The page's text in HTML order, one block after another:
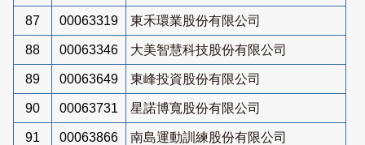
87 00063319 東禾環業股份有限公司
88 00063346 大美智慧科技股份有限公司
89 00063649 東峰投資股份有限公司
90 00063731 星諾博寬股份有限公司
91 00063866 南島運動訓練股份有限公司